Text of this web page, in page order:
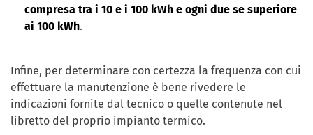
compresa tra i 10 e i 100 kWh e ogni due se superiore
ai 100 kWh.
Infine, per determinare con certezza la frequenza con cui
effettuare la manutenzione è bene rivedere le
indicazioni fornite dal tecnico o quelle contenute nel
libretto del proprio impianto termico.